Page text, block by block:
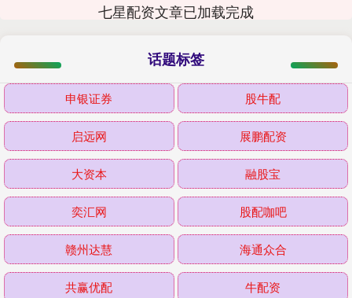
七星配资文章已加载完成
话题标签
申银证券 股牛配
启远网 展鹏配资
大资本 融股宝
奕汇网 股配咖吧
赣州达慧 海通众合
共赢优配 牛配资